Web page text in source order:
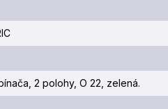
2 polohy, O 22, zelená.